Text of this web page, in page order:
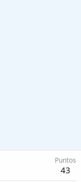
Puntos
43